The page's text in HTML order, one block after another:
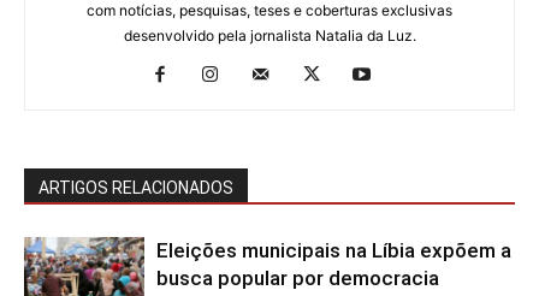
com notícias, pesquisas, teses e coberturas exclusivas
desenvolvido pela jornalista Natalia da Luz.
ARTIGOS RELACIONADOS
Eleições municipais na Líbia expõem a
busca popular por democracia